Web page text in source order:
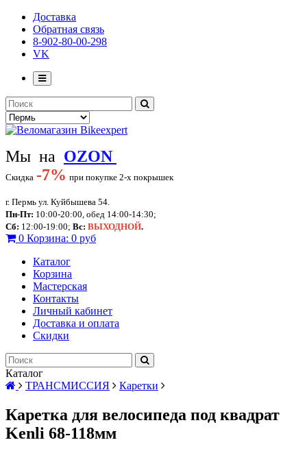
Доставка
Обратная связь
8-902-80-00-298
VK
Мы на OZON
Скидка -7% при покупке 2-х покрышек
г. Пермь ул. Куйбышева 54.
Пн-Пт: 10:00-20:00, обед 14:00-14:30;
Сб: 12:00-19:00; Вс: ВЫХОДНОЙ.
0 Корзина: 0 руб
Каталог
Корзина
Мастерская
Контакты
Личный кабинет
Доставка и оплата
Скидки
Каталог
ТРАНСМИССИЯ
Каретки
Каретка для велосипеда под квадрат
Kenli 68-118мм